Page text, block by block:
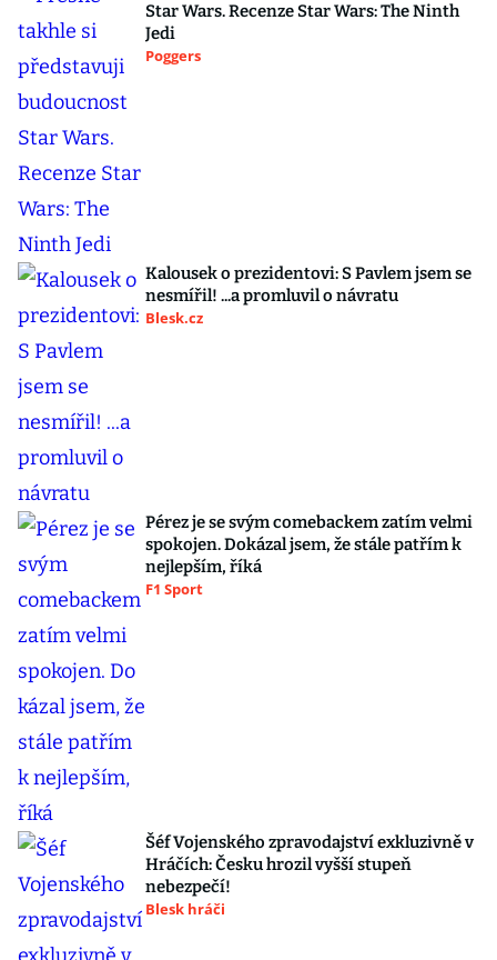
Star Wars. Recenze Star Wars: The Ninth
Jedi
Poggers
Kalousek o prezidentovi: S Pavlem jsem se
nesmířil! ...a promluvil o návratu
Blesk.cz
Pérez je se svým comebackem zatím velmi
spokojen. Dokázal jsem, že stále patřím k
nejlepším, říká
F1 Sport
Šéf Vojenského zpravodajství exkluzivně v
Hráčích: Česku hrozil vyšší stupeň
nebezpečí!
Blesk hráči